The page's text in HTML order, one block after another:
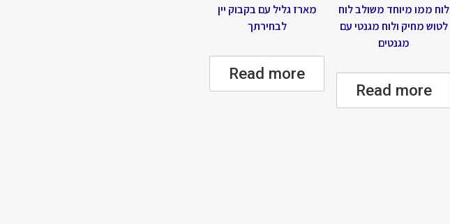
לוח ממו מיוחד משולב לוח
לטוש מחיק ולוח מגנטי עם
מגנטים
Read more
מארז גליל עם בקבוק יין
לבחירתך
Read more